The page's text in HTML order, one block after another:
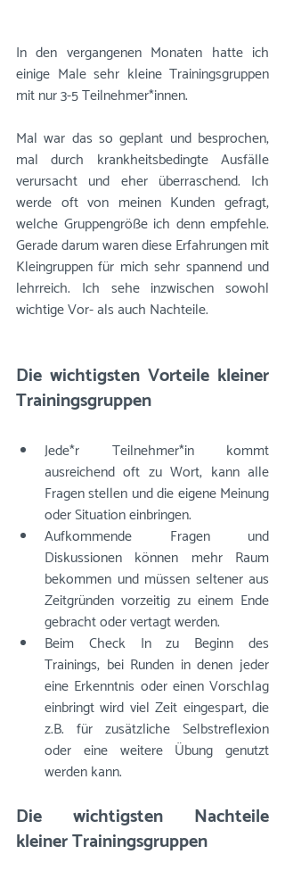
In den vergangenen Monaten hatte ich
einige Male sehr kleine Trainingsgruppen
mit nur 3-5 Teilnehmer*innen.
Mal war das so geplant und besprochen,
mal durch krankheitsbedingte Ausfälle
verursacht und eher überraschend. Ich
werde oft von meinen Kunden gefragt,
welche Gruppengröße ich denn empfehle.
Gerade darum waren diese Erfahrungen mit
Kleingruppen für mich sehr spannend und
lehrreich. Ich sehe inzwischen sowohl
wichtige Vor- als auch Nachteile.
Die wichtigsten Vorteile kleiner
Trainingsgruppen
Jede*r Teilnehmer*in kommt
ausreichend oft zu Wort, kann alle
Fragen stellen und die eigene Meinung
oder Situation einbringen.
Aufkommende Fragen und
Diskussionen können mehr Raum
bekommen und müssen seltener aus
Zeitgründen vorzeitig zu einem Ende
gebracht oder vertagt werden.
Beim Check In zu Beginn des
Trainings, bei Runden in denen jeder
eine Erkenntnis oder einen Vorschlag
einbringt wird viel Zeit eingespart, die
z.B. für zusätzliche Selbstreflexion
oder eine weitere Übung genutzt
werden kann.
Die wichtigsten Nachteile
kleiner Trainingsgruppen